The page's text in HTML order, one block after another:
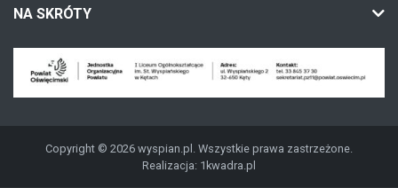
NA SKRÓTY
Copyright © 2026 wyspian.pl. Wszystkie prawa zastrzeżone.
Realizacja: 1kwadra.pl